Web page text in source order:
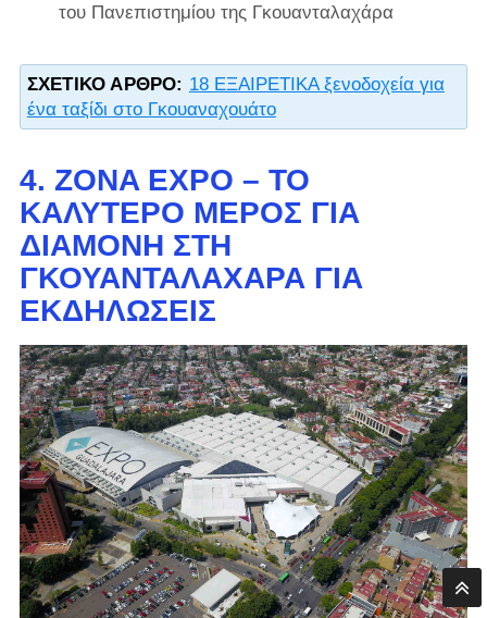
του Πανεπιστημίου της Γκουανταλαχάρα
ΣΧΕΤΙΚΌ ΆΡΘΡΟ: 18 ΕΞΑΙΡΕΤΙΚΑ ξενοδοχεία για
ένα ταξίδι στο Γκουαναχουάτο
4. ZONA EXPO – ΤΟ
ΚΑΛΎΤΕΡΟ ΜΈΡΟΣ ΓΙΑ
ΔΙΑΜΟΝΉ ΣΤΗ
ΓΚΟΥΑΝΤΑΛΑΧΆΡΑ ΓΙΑ
ΕΚΔΗΛΏΣΕΙΣ